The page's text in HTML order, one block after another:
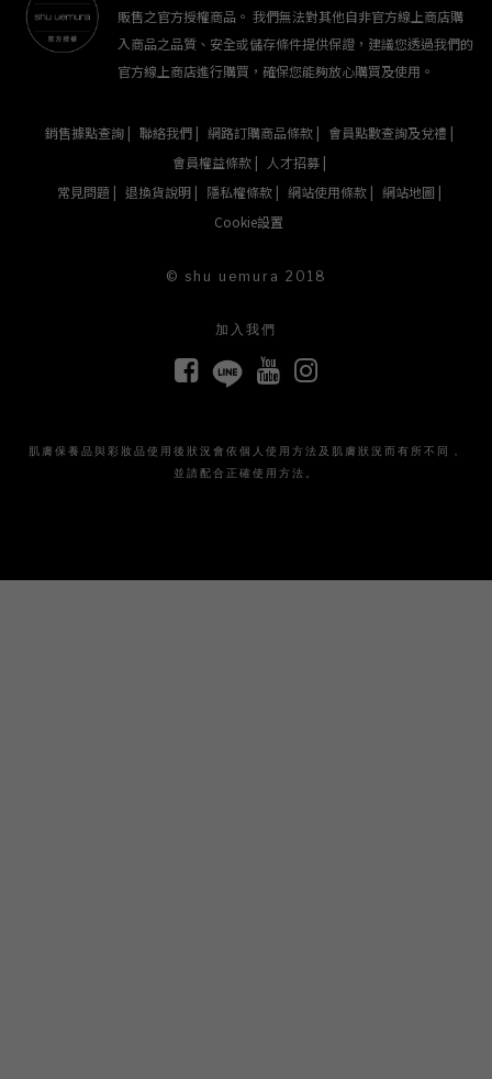
販售之官方授權商品。 我們無法對其他自非官方線上商店購
入商品之品質、安全或儲存條件提供保證，建議您透過我們的
官方線上商店進行購買，確保您能夠放心購買及使用。
銷售據點查詢 | 聯絡我們 | 網路訂購商品條款 |
會員點數查詢及兌禮 |
會員權益條款 |
人才招募 |
常見問題 |
退換貨說明 | 隱私權條款 | 網站使用條款 |
網站地圖 |
Cookie設置
© shu uemura 2018
加入我們
肌膚保養品與彩妝品使用後狀況會依個人使用方法及肌膚狀況而有所不同，
並請配合正確使用方法。